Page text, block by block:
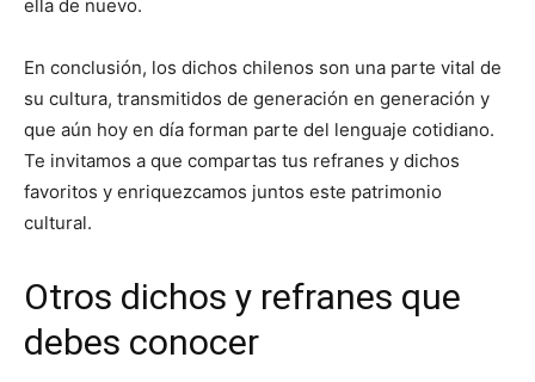
ella de nuevo.
En conclusión, los dichos chilenos son una parte vital de
su cultura, transmitidos de generación en generación y
que aún hoy en día forman parte del lenguaje cotidiano.
Te invitamos a que compartas tus refranes y dichos
favoritos y enriquezcamos juntos este patrimonio
cultural.
Otros dichos y refranes que
debes conocer